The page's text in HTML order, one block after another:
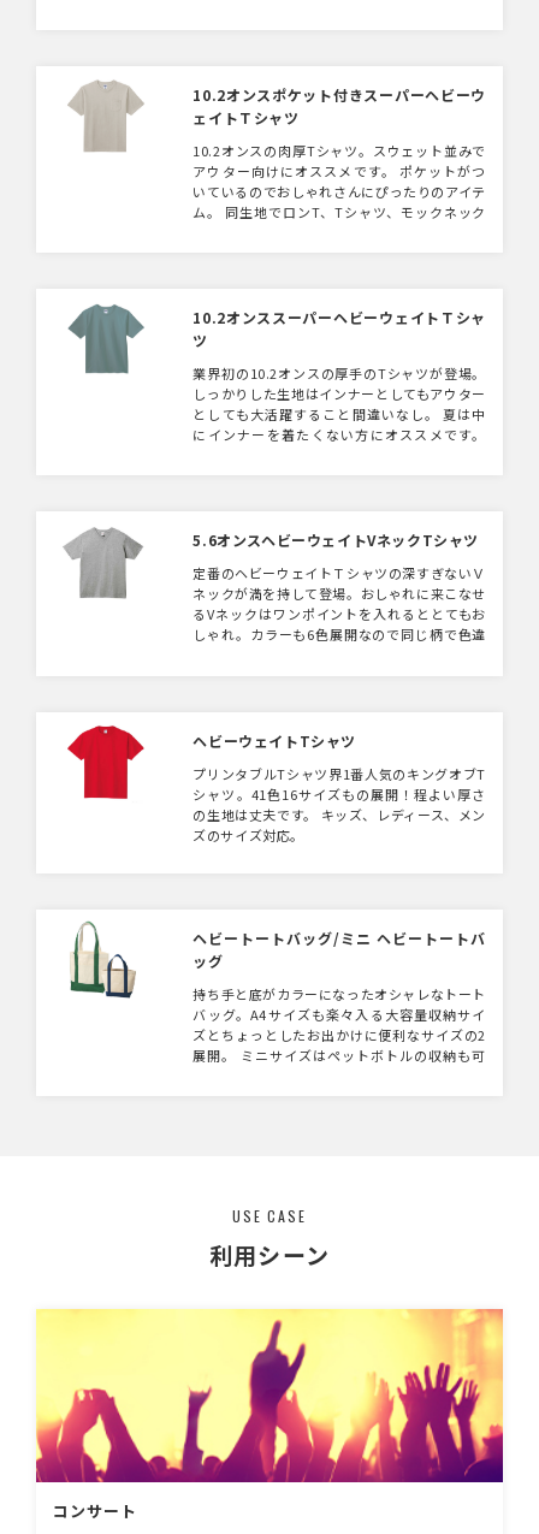
ていかがでしょうか？
10.2オンスポケット付きスーパーヘビーウ
ェイトＴシャツ
10.2オンスの肉厚Tシャツ。スウェット並みで
アウター向けにオススメです。 ポケットがつ
いているのでおしゃれさんにぴったりのアイテ
ム。 同生地でロンT、Tシャツ、モックネック
10.2オンススーパーヘビーウェイトＴシャ
ツ
業界初の10.2オンスの厚手のTシャツが登場。
しっかりした生地はインナーとしてもアウター
としても大活躍すること間違いなし。 夏は中
にインナーを着たくない方にオススメです。
5.6オンスヘビーウェイトVネックTシャツ
定番のヘビーウェイトＴシャツの深すぎないＶ
ネックが満を持して登場。おしゃれに来こなせ
るVネックはワンポイントを入れるととてもお
しゃれ。カラーも6色展開なので同じ柄で色違
ヘビーウェイトTシャツ
プリンタブルTシャツ界1番人気のキングオブT
シャツ。41色16サイズもの展開！程よい厚さ
の生地は丈夫です。 キッズ、レディース、メン
ズのサイズ対応。
ヘビートートバッグ/ミニ ヘビートートバ
ッグ
持ち手と底がカラーになったオシャレなトート
バッグ。A4サイズも楽々入る大容量収納サイ
ズとちょっとしたお出かけに便利なサイズの2
展開。 ミニサイズはペットボトルの収納も可
USE CASE
利用シーン
コンサート